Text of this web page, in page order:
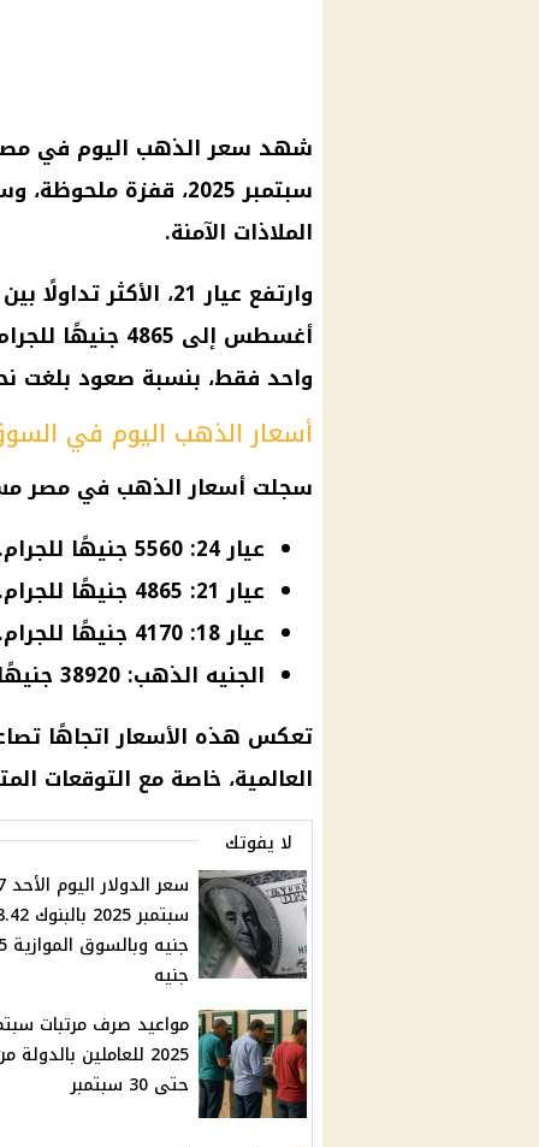
سبتمبر 2025، قفزة
الملاذات الآمنة.
واحد فقط، بنسبة صعود بلغت نحو
أسعار الذهب اليوم في
سجلت أسعار الذهب في مصر
عيار 24: 5560 جنيهًا للجرام.
عيار 21: 4865 جنيهًا للجرام.
عيار 18: 4170 جنيهًا للجرام.
الجنيه الذهب: 38920 جنيهًا.
تعكس هذه الأسعار اتجاهًا
العالمية، خاصة مع التوقعات
لا يفوتك
سعر
سبتمبر 2025
جنيه
مواعيد صرف مرتبات
حتى 30 سبتمبر